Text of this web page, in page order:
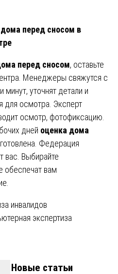
перед сносом в
перед сносом, оставьте
Менеджеры свяжутся с
минут, уточнят детали и
для осмотра. Эксперт
осмотр, фотофиксацию.
дней оценка дома
Федерация
вас. Выбирайте
обеспечат вам
инвалидов
экспертиза
Новые статьи